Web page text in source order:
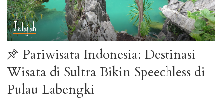
Jelajah
Pariwisata Indonesia: Destinasi
Wisata di Sultra Bikin Speechless di
Pulau Labengki